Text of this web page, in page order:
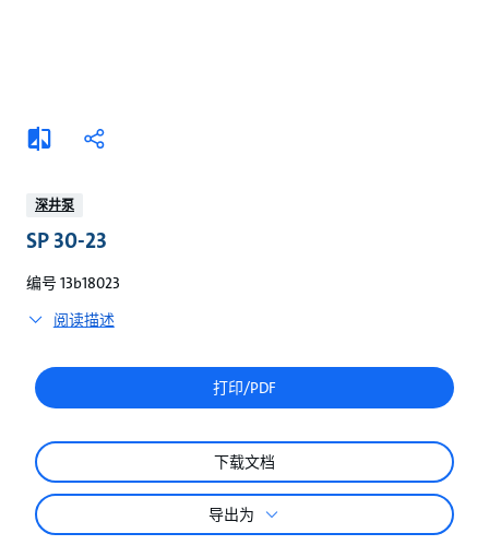
添
加
较
分
深井泵
SP 30-23
编号 13b18023
阅读描述
打印/PDF
下载文档
导出为